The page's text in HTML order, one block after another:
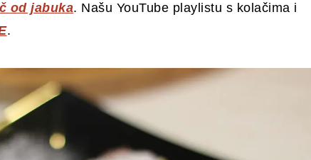
od jabuka. Našu YouTube playlistu s kolačima i
.